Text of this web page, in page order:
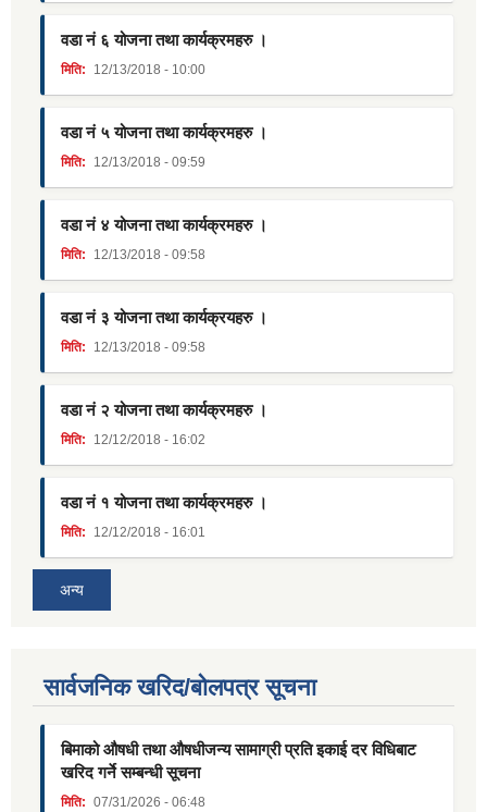
वडा नं ६ योजना तथा कार्यक्रमहरु ।
मिति: 12/13/2018 - 10:00
वडा नं ५ योजना तथा कार्यक्रमहरु ।
मिति: 12/13/2018 - 09:59
वडा नं ४ योजना तथा कार्यक्रमहरु ।
मिति: 12/13/2018 - 09:58
वडा नं ३ योजना तथा कार्यक्रयहरु ।
मिति: 12/13/2018 - 09:58
वडा नं २ योजना तथा कार्यक्रमहरु ।
मिति: 12/12/2018 - 16:02
वडा नं १ योजना तथा कार्यक्रमहरु ।
मिति: 12/12/2018 - 16:01
अन्य
सार्वजनिक खरिद/बोलपत्र सूचना
बिमाको औषधी तथा औषधीजन्य सामाग्री प्रति इकाई दर विधिबाट
खरिद गर्ने सम्बन्धी सूचना
मिति: 07/31/2026 - 06:48